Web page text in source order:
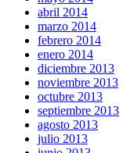
abril 2014
marzo 2014
febrero 2014
enero 2014
diciembre 2013
noviembre 2013
octubre 2013
septiembre 2013
agosto 2013
julio 2013